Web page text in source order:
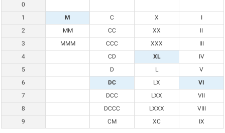
0
1
M C X
I
2
MM CC XX
II
3
MMM CCC XXX
III
4
CD XL
IV
5
D L
V
6
DC LX
VI
7
DCC LXX
VII
8
DCCC LXXX
VIII
9
CM XC IX